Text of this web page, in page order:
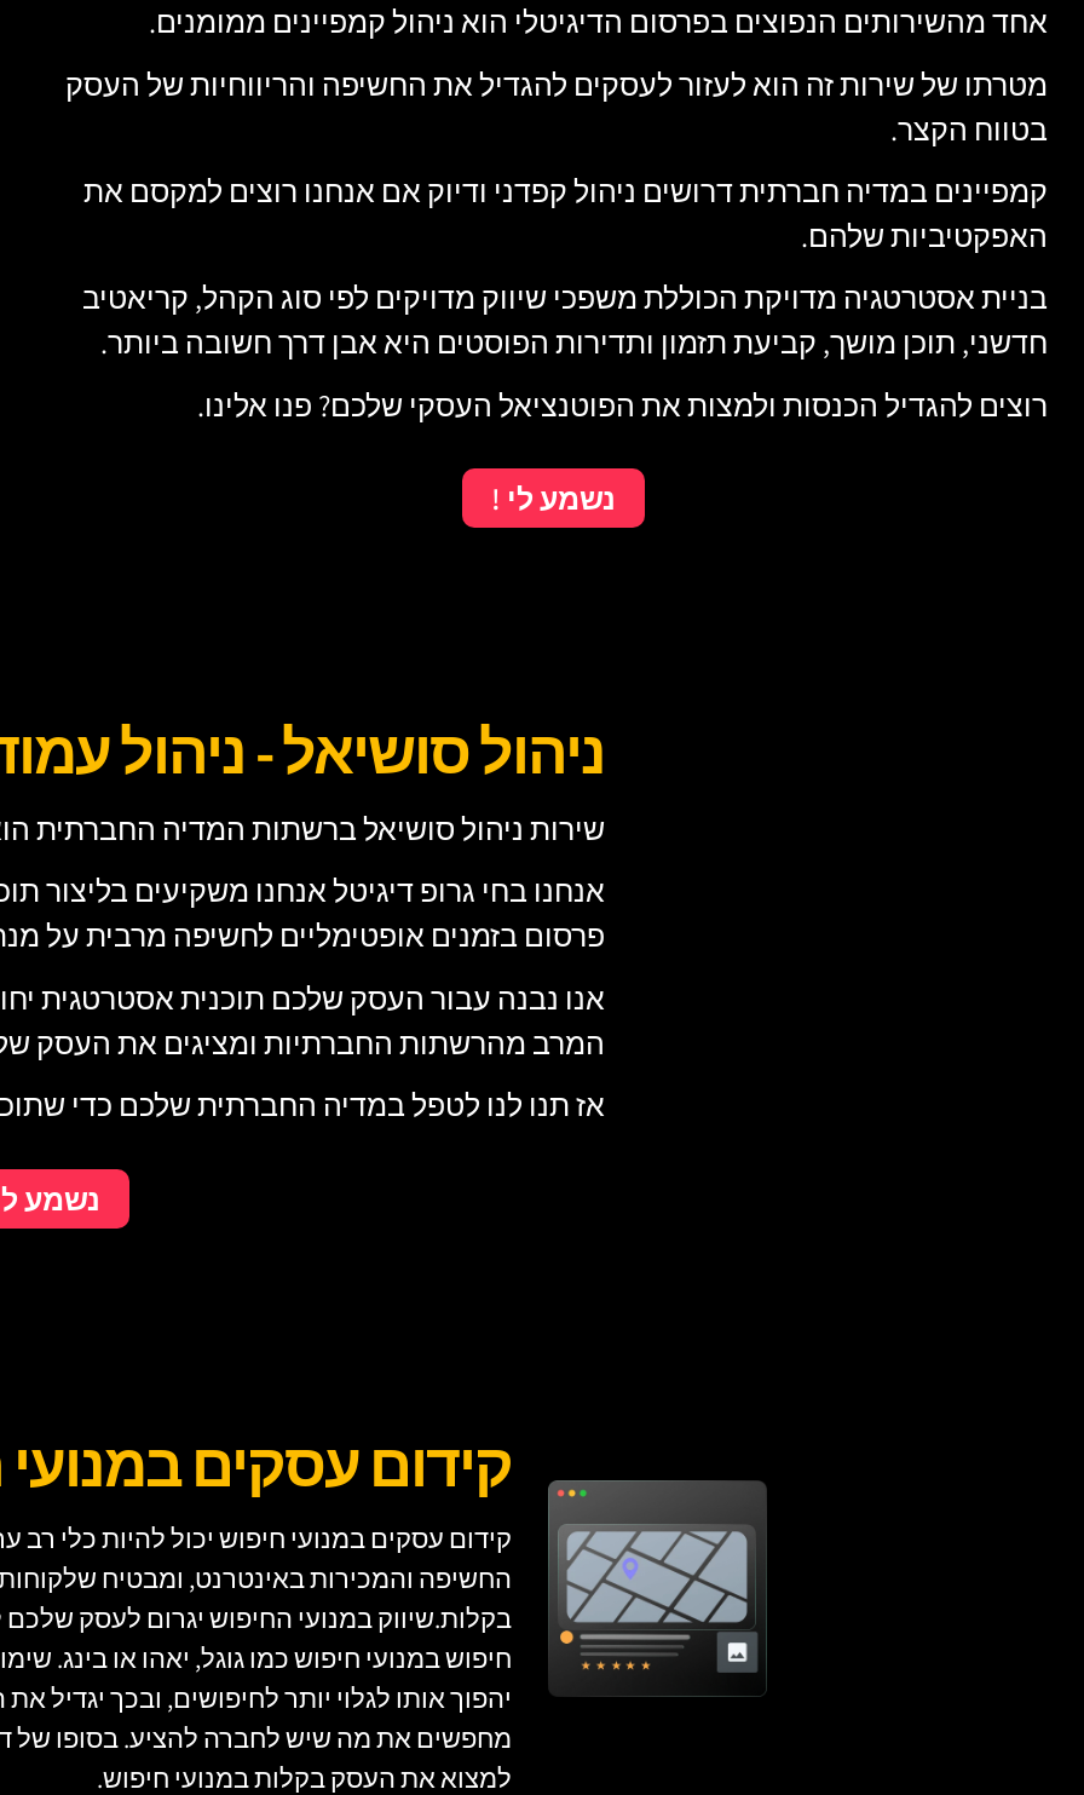
אחד מהשירותים הנפוצים בפרסום הדיגיטלי הוא ניהול קמפיינים ממומנים.
מטרתו של שירות זה הוא לעזור לעסקים להגדיל את החשיפה והריווחיות של העסק
בטווח הקצר.
קמפיינים במדיה חברתית דרושים ניהול קפדני ודיוק אם אנחנו רוצים למקסם את
האפקטיביות שלהם.
בניית אסטרטגיה מדויקת הכוללת משפכי שיווק מדויקים לפי סוג הקהל, קריאטיב
חדשני, תוכן מושך, קביעת תזמון ותדירות הפוסטים היא אבן דרך חשובה ביותר.
רוצים להגדיל הכנסות ולמצות את הפוטנציאל העסקי שלכם? פנו אלינו.
נשמע לי !
ניהול סושיאל - ניהול
שירות ניהול סושיאל ברשתות המדיה החברתית
אנחנו בחי גרופ דיגיטל אנחנו משקיעים
פרסום בזמנים אופטימליים לחשיפה מרבית על
אנו נבנה עבור העסק שלכם תוכנית אסטרטגית
המרב מהרשתות החברתיות ומציגים את העסק
אז תנו לנו לטפל במדיה החברתית שלכם כדי
נשמע
קידום עסקים
קידום עסקים במנועי חיפוש יכול להיות כלי
החשיפה והמכירות באינטרנט, ומבטיח
בקלות.שיווק במנועי החיפוש יגרום לעסק
חיפוש במנועי חיפוש כמו גוגל, יאהו או בינג.
יהפוך אותו לגלוי יותר לחיפושים, ובכך יגדיל
מחפשים את מה שיש לחברה להציע. בסופו של
למצוא את העסק בקלות במנועי חיפוש.